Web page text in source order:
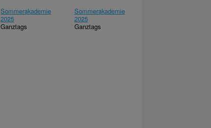
Sommerakademie
2025
Ganztags
Sommerakademie
2025
Ganztags